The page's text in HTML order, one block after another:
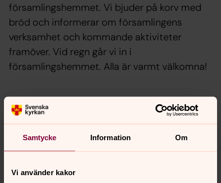
Samtycke Information Om
Vi använder kakor
församlingshemmet. Vi bjuder på korv med
bröd och informerar om församlingens
verksamhet och kommande aktiviteter
framöver. Vid regn går vi in i
församlingshemmet. Alla är varmt välkomna!
Synpunkter eller frågor på sidans
nora.tarnsjo.forsamling@svenskakyrkan.se